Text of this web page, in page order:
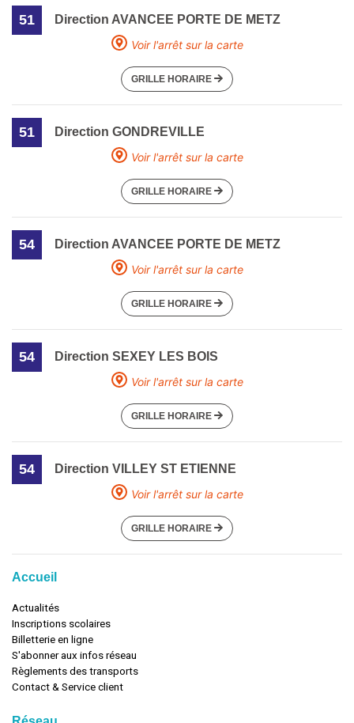
51
Direction AVANCEE PORTE DE METZ
Voir l'arrêt sur la carte
GRILLE HORAIRE
51
Direction GONDREVILLE
Voir l'arrêt sur la carte
GRILLE HORAIRE
54
Direction AVANCEE PORTE DE METZ
Voir l'arrêt sur la carte
GRILLE HORAIRE
54
Direction SEXEY LES BOIS
Voir l'arrêt sur la carte
GRILLE HORAIRE
54
Direction VILLEY ST ETIENNE
Voir l'arrêt sur la carte
GRILLE HORAIRE
Accueil
Actualités
Inscriptions scolaires
Billetterie en ligne
S'abonner aux infos réseau
Règlements des transports
Contact & Service client